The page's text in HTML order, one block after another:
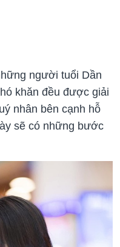
người tuổi Dần
khăn đều được giải
nhân bên cạnh hỗ
sẽ có những bước